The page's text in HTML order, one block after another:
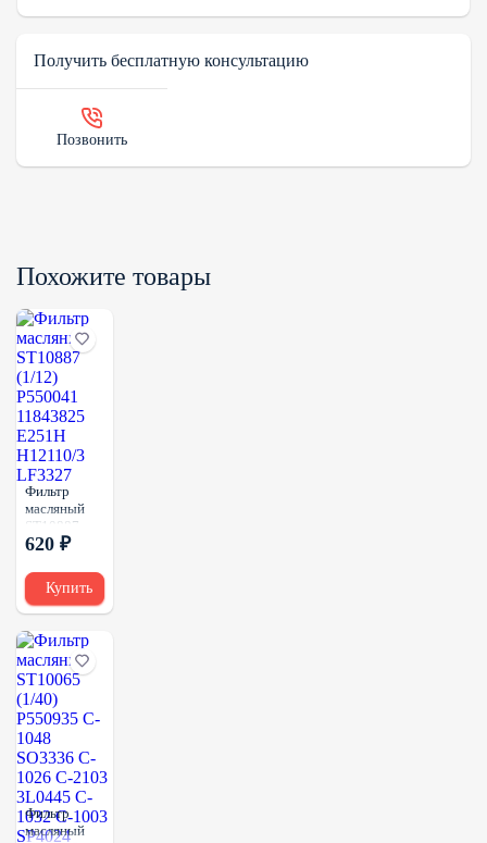
Получить бесплатную консультацию
Позвонить
Похожите товары
Фильтр
масляный
ST10887
(1/12)
11843825
E251H
H12110/3
LF3327
620 ₽
Купить
Фильтр
масляный